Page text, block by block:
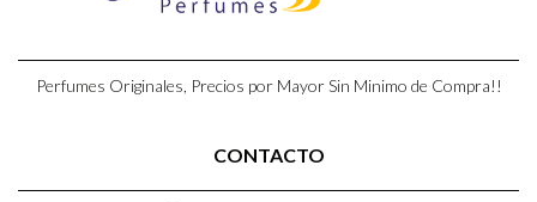
Perfumes Originales, Precios por Mayor Sin Minimo de Compra!!
CONTACTO